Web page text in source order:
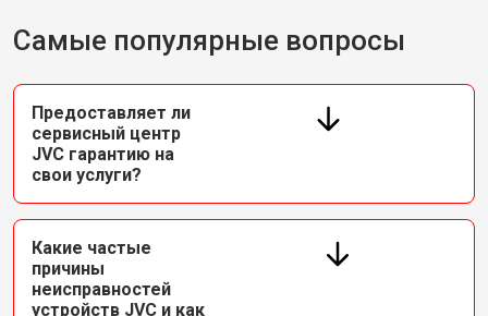
Самые популярные вопросы
Предоставляет ли
сервисный центр
JVC гарантию на
свои услуги?
Какие частые
причины
неисправностей
устройств JVC и как